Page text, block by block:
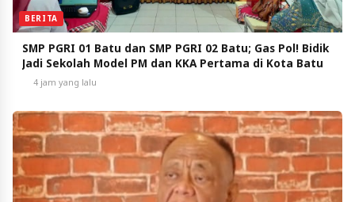
BERITA
SMP PGRI 01 Batu dan SMP PGRI 02 Batu; Gas Pol! Bidik
Jadi Sekolah Model PM dan KKA Pertama di Kota Batu
4 jam yang lalu